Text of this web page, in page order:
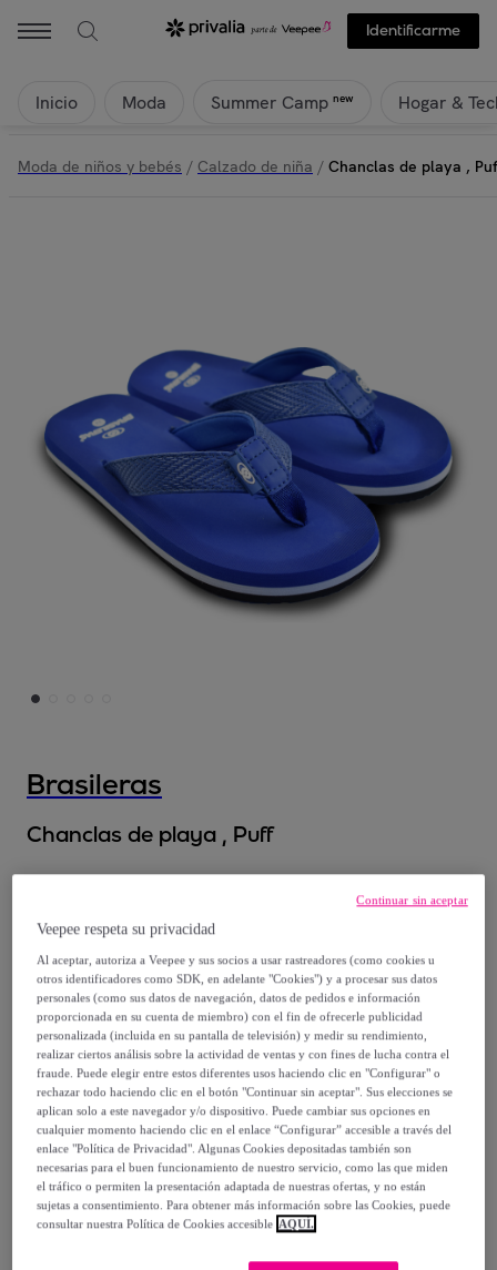
Identificarme
Inicio Moda Summer Camp new Hogar &
Moda de niños y bebés / Calzado de niña / Chanclas de playa ,
Brasileras
Chanclas de playa , Puff
19
-30%
Vendido porBRASILERAS GROUP
Entrega
Entrega desde3,99 €
Entrega: Entre el13/08y el16/08
Veepee respeta su privacidad
Al aceptar, autoriza a Veepee y sus socios a usar rastreadores (como cookies u
otros identificadores como SDK, en adelante "Cookies") y a procesar sus datos
personales (como sus datos de navegación, datos de pedidos e información
proporcionada en su cuenta de miembro) con el fin de ofrecerle publicidad
personalizada (incluida en su pantalla de televisión) y medir su rendimiento,
realizar ciertos análisis sobre la actividad de ventas y con fines de lucha contra el
fraude. Puede elegir entre estos diferentes usos haciendo clic en "Configurar" o
rechazar todo haciendo clic en el botón "Continuar sin aceptar". Sus elecciones se
aplican solo a este navegador y/o dispositivo. Puede cambiar sus opciones en
cualquier momento haciendo clic en el enlace “Configurar” accesible a través del
enlace "Política de Privacidad". Algunas Cookies depositadas también son
necesarias para el buen funcionamiento de nuestro servicio, como las que miden
el tráfico o permiten la presentación adaptada de nuestras ofertas, y no están
sujetas a consentimiento. Para obtener más información sobre las Cookies, puede
consultar nuestra Política de Cookies accesible AQUÍ.
Continuar sin aceptar